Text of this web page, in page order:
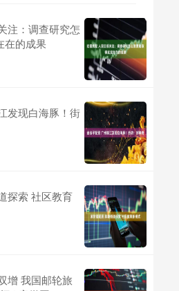
注：调查研究怎
在的成果
发现白海豚！街
探索 社区教育
增 我国邮轮旅